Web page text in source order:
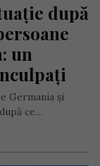
după
un
Germania și
ce…